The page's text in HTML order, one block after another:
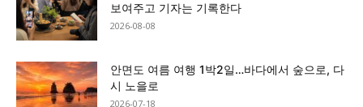
보여주고 기자는 기록한다
2026-08-08
안면도 여름 여행 1박2일…바다에서 숲으로, 다
시 노을로
2026-07-18